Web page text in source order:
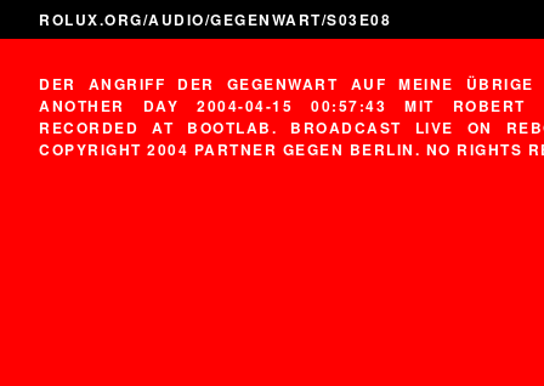
ROLUX.ORG/AUDIO/GEGENWART/S03E08
DER ANGRIFF DER GEGENWART AUF MEINE
ANOTHER DAY 2004-04-15 00:57:43 MIT ROBERT
RECORDED AT BOOTLAB. BROADCAST LIVE ON
COPYRIGHT 2004 PARTNER GEGEN BERLIN. NO RIGHTS